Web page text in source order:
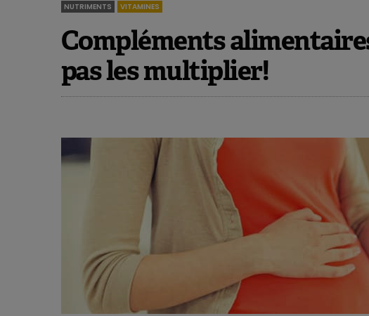
NUTRIMENTS VITAMINES
Compléments
pas les multiplier!